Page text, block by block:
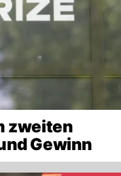
zweiten
Gewinn